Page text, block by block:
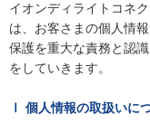
イオンディライトコネ
は、お客さまの個人情
保護を重大な責務と認
をしていきます。
Ⅰ 個人情報の取扱いに